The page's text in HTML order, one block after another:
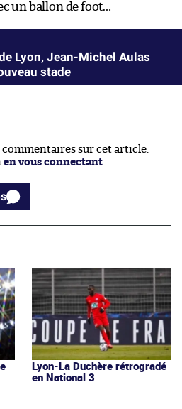
un ballon de foot…
Lyon, Jean-Michel Aulas
stade
commentaires sur cet article.
en vous connectant .
Lyon-La Duchère rétrogradé
en National 3